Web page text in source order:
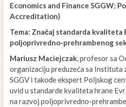
Economics and Finance SGGW;
Accreditation)
Tema: Značaj standarda kvaliteta
poljoprivredno-prehrambenog
Mariusz Maciejczak, profesor sa
organizaciju preduzeća sa Instituta
SGGV i takođe ekspert Poljskog
uvid u standarde kvaliteta hrane
na razvoj poljoprivredno-